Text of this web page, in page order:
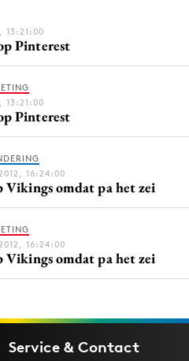
13:21:00
Pinterest
13:21:00
Pinterest
16:24:00
Vikings omdat pa het zei
16:24:00
Vikings omdat pa het zei
Service & Contact